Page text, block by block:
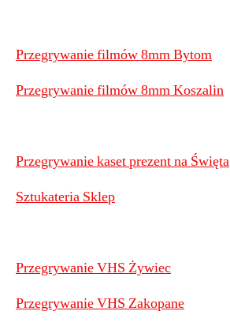
Przegrywanie filmów 8mm Bytom
Przegrywanie filmów 8mm Koszalin
Przegrywanie kaset prezent na Święta
Sztukateria Sklep
Przegrywanie VHS Żywiec
Przegrywanie VHS Zakopane